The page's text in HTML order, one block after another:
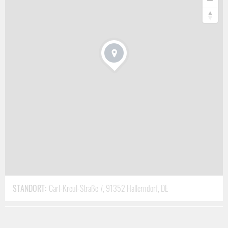
Und vieles mehr
STANDORT: Carl-Kreul-Straße 7, 91352 Hallerndorf, DE